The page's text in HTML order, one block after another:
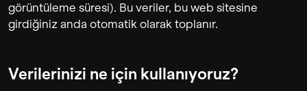
görüntüleme süresi). Bu veriler, bu web sitesine
girdiğiniz anda otomatik olarak toplanır.
Verilerinizi ne için kullanıyoruz?